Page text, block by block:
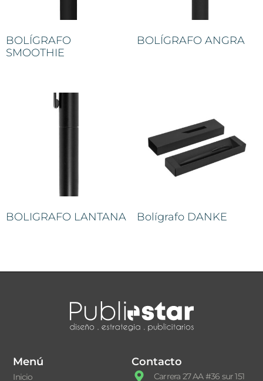
BOLÍGRAFO
SMOOTHIE
BOLÍGRAFO ANGRA
BOLIGRAFO LANTANA Bolígrafo DANKE
Menú
Inicio
Contacto
Carrera 27 AA #36 sur 151